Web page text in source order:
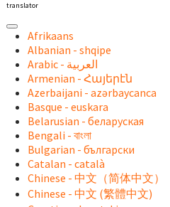
translator
Afrikaans
Albanian - shqipe
Armenian - Հայերէն
Azerbaijani - azərbaycanca
Basque - euskara
Belarusian - беларуская
Bengali - বাংলা
Bulgarian - български
Catalan - català
Chinese - 中文（简体中文）
Chinese - 中文 (繁體中文)